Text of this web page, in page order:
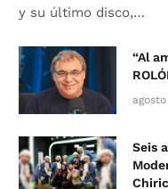
y su último disco,…
“Al
Seis